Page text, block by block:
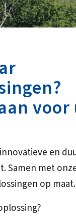
voor
en
Samen met
op maat.